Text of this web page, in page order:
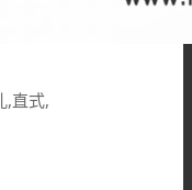
,直式,